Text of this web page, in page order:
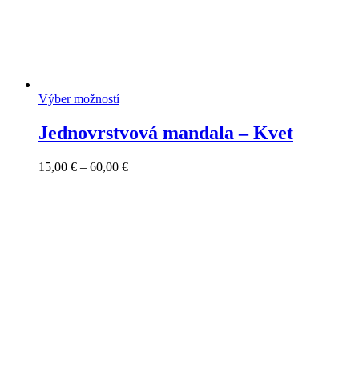
Výber možností
Jednovrstvová mandala – Kvet
15,00 € – 60,00 €Price